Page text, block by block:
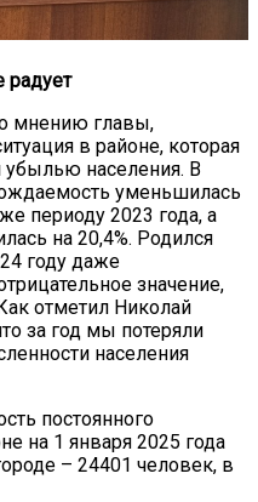
радует
мнению главы,
в районе, которая
убылью населения. В
уменьшилась
периоду 2023 года, а
на 20,4%. Родился
году даже
значение,
отметил Николай
за год мы потеряли
населения
постоянного
на 1 января 2025 года
– 24401 человек, в